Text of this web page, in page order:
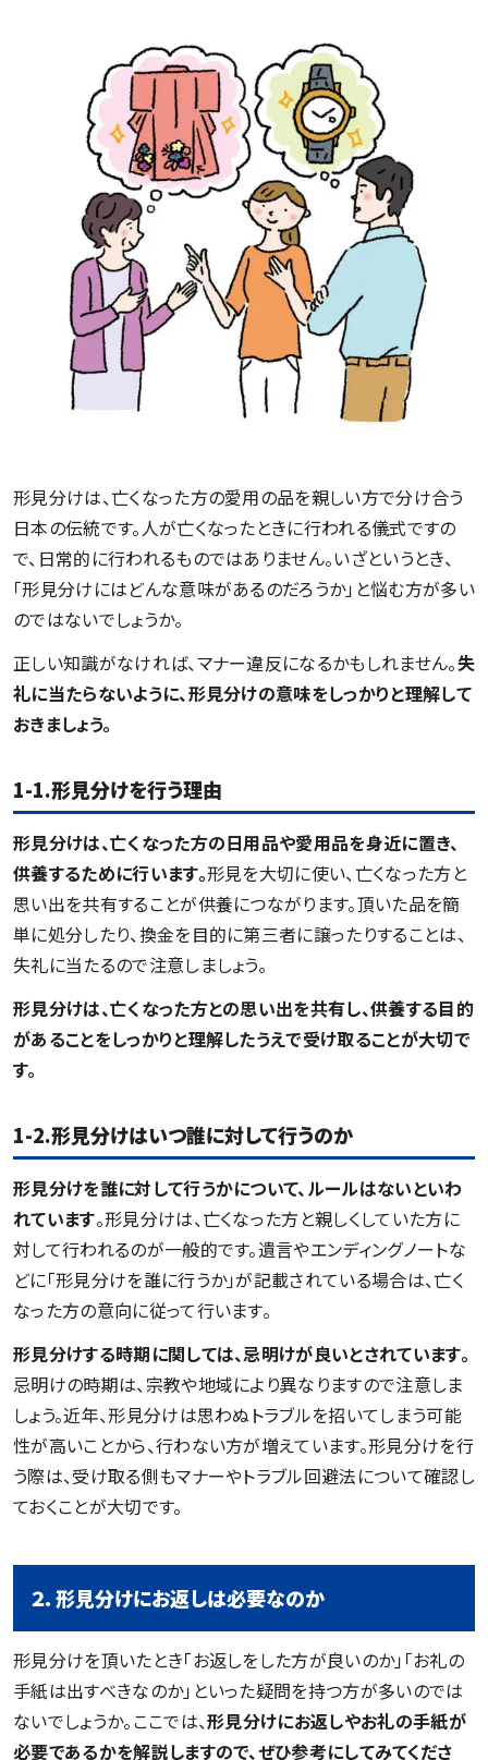
形見分けは、亡くなった方の愛用の品を親しい方で分け合う
日本の伝統です。人が亡くなったときに行われる儀式ですの
で、日常的に行われるものではありません。いざというとき、
「形見分けにはどんな意味があるのだろうか」と悩む方が多い
のではないでしょうか。
正しい知識がなければ、マナー違反になるかもしれません。失
礼に当たらないように、形見分けの意味をしっかりと理解して
おきましょう。
1-1.形見分けを行う理由
形見分けは、亡くなった方の日用品や愛用品を身近に置き、
供養するために行います。形見を大切に使い、亡くなった方と
思い出を共有することが供養につながります。頂いた品を簡
単に処分したり、換金を目的に第三者に譲ったりすることは、
失礼に当たるので注意しましょう。
形見分けは、亡くなった方との思い出を共有し、供養する目的
があることをしっかりと理解したうえで受け取ることが大切で
す。
1-2.形見分けはいつ誰に対して行うのか
形見分けを誰に対して行うかについて、ルールはないといわ
れています。形見分けは、亡くなった方と親しくしていた方に
対して行われるのが一般的です。遺言やエンディングノートな
どに「形見分けを誰に行うか」が記載されている場合は、亡く
なった方の意向に従って行います。
形見分けする時期に関しては、忌明けが良いとされています。
忌明けの時期は、宗教や地域により異なりますので注意しま
しょう。近年、形見分けは思わぬトラブルを招いてしまう可能
性が高いことから、行わない方が増えています。形見分けを行
う際は、受け取る側もマナーやトラブル回避法について確認し
ておくことが大切です。
２．形見分けにお返しは必要なのか
形見分けを頂いたとき「お返しをした方が良いのか」「お礼の
手紙は出すべきなのか」といった疑問を持つ方が多いのでは
ないでしょうか。ここでは、形見分けにお返しやお礼の手紙が
必要であるかを解説しますので、ぜひ参考にしてみてくださ